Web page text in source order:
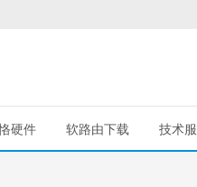
硬件 软路由下载 技术